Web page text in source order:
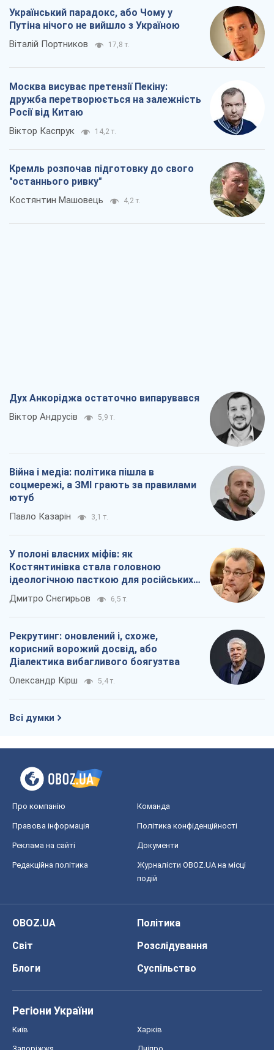
Український парадокс, або Чому у
Путіна нічого не вийшло з Україною
Віталій Портников 17,8 т.
Москва висуває претензії Пекіну:
дружба перетворюється на залежність
Росії від Китаю
Віктор Каспрук 14,2 т.
Кремль розпочав підготовку до свого
"останнього ривку"
Костянтин Машовець 4,2 т.
Дух Анкоріджа остаточно випарувався
Віктор Андрусів 5,9 т.
Війна і медіа: політика пішла в
соцмережі, а ЗМІ грають за правилами
ютуб
Павло Казарін 3,1 т.
У полоні власних міфів: як
Костянтинівка стала головною
ідеологічною пасткою для російських
окупантів
Дмитро Снєгирьов 6,5 т.
Рекрутинг: оновлений і, схоже,
корисний ворожий досвід, або
Діалектика вибагливого боягузтва
Олександр Кірш 5,4 т.
Всі думки
Про компанію Команда
Правова інформація Політика конфіденційності
Реклама на сайті Документи
Редакційна політика
Журналісти OBOZ.UA на місці
подій
OBOZ.UA
Політика
Світ
Розслідування
Блоги
Суспільство
Регіони України
Київ Харків